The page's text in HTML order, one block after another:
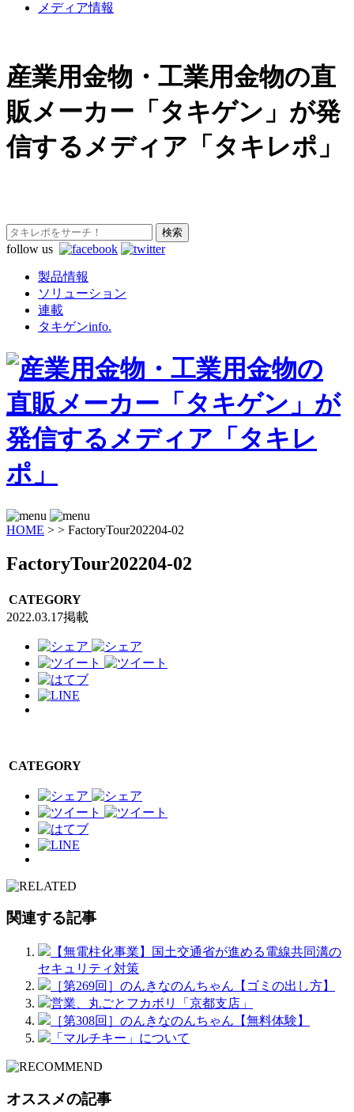
メディア情報
産業用金物・工業用金物の直
販メーカー「タキゲン」が発
信するメディア「タキレポ」
follow us
製品情報
ソリューション
連載
タキゲンinfo.
HOME > > FactoryTour202204-02
FactoryTour202204-02
CATEGORY
2022.03.17掲載
CATEGORY
関連する記事
【無電柱化事業】国土交通省が進める電線共同溝の
セキュリティ対策
［第269回］のんきなのんちゃん【ゴミの出し方】
営業、丸ごとフカボリ「京都支店」
［第308回］のんきなのんちゃん【無料体験】
「マルチキー」について
オススメの記事